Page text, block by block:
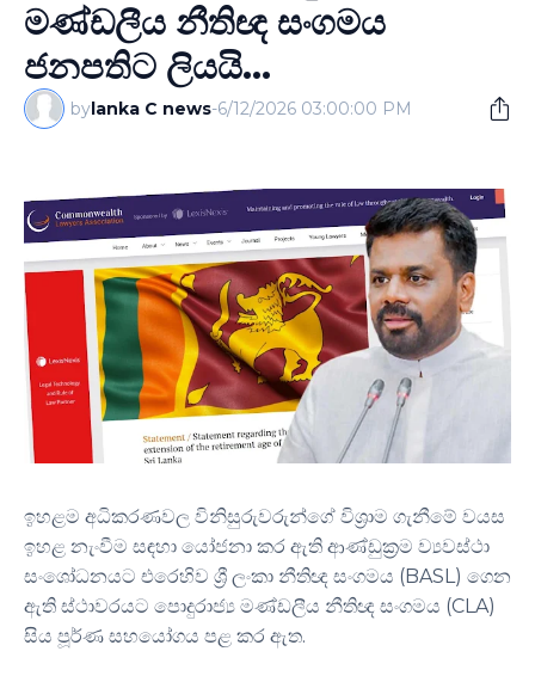
මණ්ඩලීය නීතිඥ සංගමය
ජනපතිට ලියයි...
bylanka C news-6/12/2026 03:00:00 PM
ඉහළම අධිකරණවල විනිසුරුවරුන්ගේ විශ්‍රාම ගැනීමේ වයස
ඉහළ නැංවීම සඳහා යෝජනා කර ඇති ආණ්ඩුක්‍රම ව්‍යවස්ථා
සංශෝධනයට එරෙහිව ශ්‍රී ලංකා නීතිඥ සංගමය (BASL) ගෙන
ඇති ස්ථාවරයට පොදුරාජ්‍ය මණ්ඩලීය නීතිඥ සංගමය (CLA)
සිය පූර්ණ සහයෝගය පළ කර ඇත.